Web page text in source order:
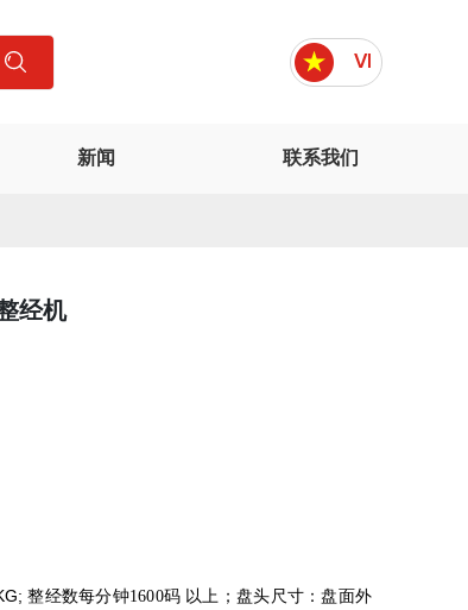
VI
新闻 联系我们
经机
; 整经数每分钟1600码 以上；盘头尺寸：盘面外